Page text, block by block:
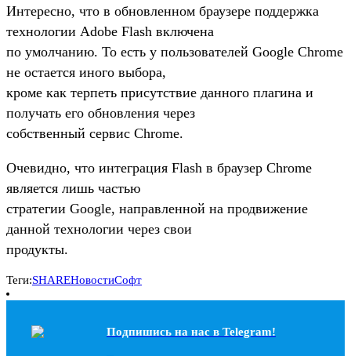
Интересно, что в обновленном браузере поддержка
технологии Adobe Flash включена
по умолчанию. То есть у пользователей Google Chrome
не остается иного выбора,
кроме как терпеть присутствие данного плагина и
получать его обновления через
собственный сервис Chrome.
Очевидно, что интеграция Flash в браузер Chrome
является лишь частью
стратегии Google, направленной на продвижение
данной технологии через свои
продукты.
Теги:SHAREНовостиСофт
Подпишись на наc в Telegram!